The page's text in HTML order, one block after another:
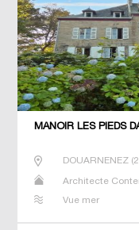
MANOIR LES PIEDS
DOUARNENEZ(
Architecte
Vue mer